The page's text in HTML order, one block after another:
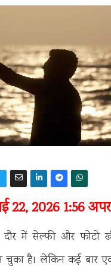
2026 1:56
में सेल्फी और फोटो
चुका है। लेकिन कई बार